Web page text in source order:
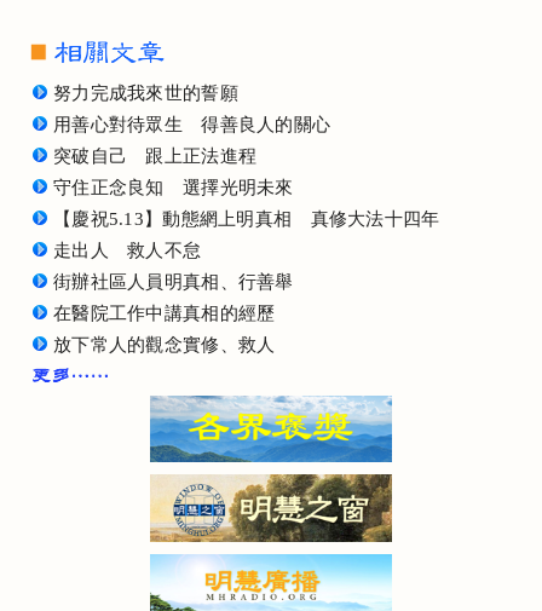
努力完成我來世的誓願
用善心對待眾生 得善良人的關心
突破自己 跟上正法進程
守住正念良知 選擇光明未來
【慶祝5.13】動態網上明真相 真修大法十四年
走出人 救人不怠
街辦社區人員明真相、行善舉
在醫院工作中講真相的經歷
放下常人的觀念實修、救人